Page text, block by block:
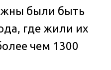
были быть
где жили их
чем 1300